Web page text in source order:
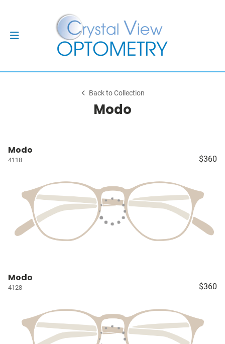
Back to Collection
Modo
Modo
4118 $360
Modo
4128 $360